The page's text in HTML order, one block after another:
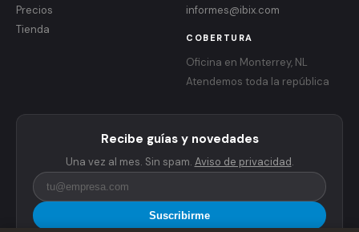
Precios
Tienda
informes@ibix.com
COBERTURA
Oficina en Monterrey, NL
Atendemos toda la república
Recibe guías y novedades
Una vez al mes. Sin spam. Aviso de privacidad.
Suscribirme